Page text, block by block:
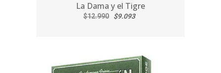
La Dama y el Tigre
$12.990 $9.093